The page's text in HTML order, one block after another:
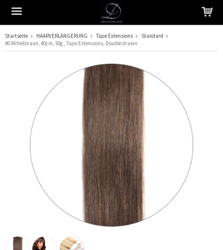
Das Produkt wurde in Ihren Warenkorb gelegt
Startseite HAARVERLÄNGERUNG Tape Extensions
Standard
#6 Mittelbraun, 40cm, 50g , Tape Extensions, Double drawn